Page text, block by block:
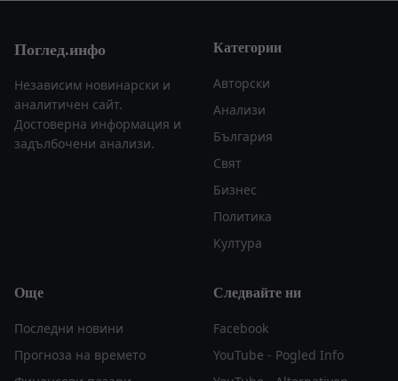
Поглед.инфо
Независим новинарски и
аналитичен сайт.
Достоверна информация и
задълбочени анализи.
Категории
Авторски
Анализи
България
Свят
Бизнес
Политика
Култура
Още
Последни новини
Прогноза на времето
Следвайте ни
Facebook
YouTube - Pogled Info